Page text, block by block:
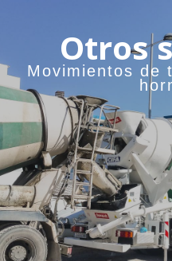
Otros
Movimientos de